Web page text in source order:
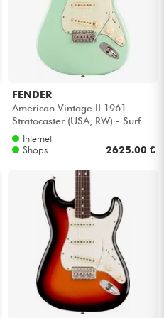
FENDER
American Vintage II 1961
Stratocaster (USA, RW) - Surf
greenInternet
Shops
2625.00 €